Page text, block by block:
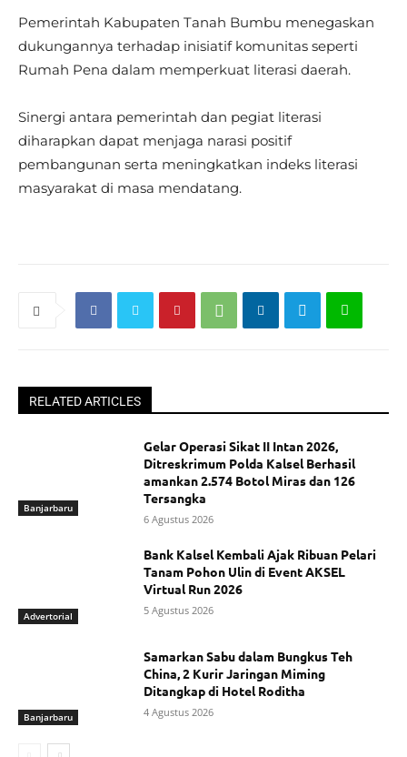
Pemerintah Kabupaten Tanah Bumbu menegaskan
dukungannya terhadap inisiatif komunitas seperti
Rumah Pena dalam memperkuat literasi daerah.
Sinergi antara pemerintah dan pegiat literasi
diharapkan dapat menjaga narasi positif
pembangunan serta meningkatkan indeks literasi
masyarakat di masa mendatang.
RELATED ARTICLES
Banjarbaru
Gelar Operasi Sikat II Intan 2026,
Ditreskrimum Polda Kalsel Berhasil
amankan 2.574 Botol Miras dan 126
Tersangka
6 Agustus 2026
Advertorial
Bank Kalsel Kembali Ajak Ribuan Pelari
Tanam Pohon Ulin di Event AKSEL
Virtual Run 2026
5 Agustus 2026
Banjarbaru
Samarkan Sabu dalam Bungkus Teh
China, 2 Kurir Jaringan Miming
Ditangkap di Hotel Roditha
4 Agustus 2026